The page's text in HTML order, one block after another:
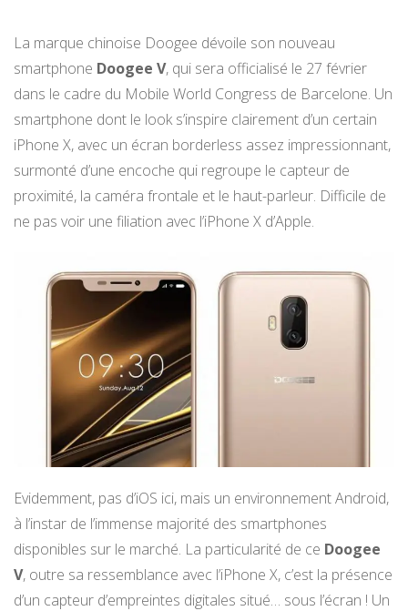
La marque chinoise Doogee dévoile son nouveau
smartphone Doogee V, qui sera officialisé le 27 février
dans le cadre du Mobile World Congress de Barcelone. Un
smartphone dont le look s’inspire clairement d’un certain
iPhone X, avec un écran borderless assez impressionnant,
surmonté d’une encoche qui regroupe le capteur de
proximité, la caméra frontale et le haut-parleur. Difficile de
ne pas voir une filiation avec l’iPhone X d’Apple.
Evidemment, pas d’iOS ici, mais un environnement Android,
à l’instar de l’immense majorité des smartphones
disponibles sur le marché. La particularité de ce Doogee
V, outre sa ressemblance avec l’iPhone X, c’est la présence
d’un capteur d’empreintes digitales situé… sous l’écran ! Un